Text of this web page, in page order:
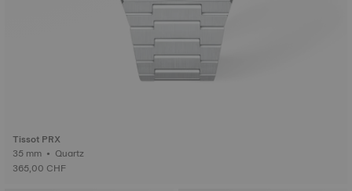
Tissot PRX
35 mm • Quartz
365,00 CHF